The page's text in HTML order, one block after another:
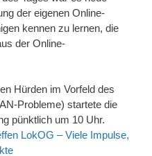
der eigenen Online-
kennen zu lernen, die
der Online-
Hürden im Vorfeld des
Probleme) startete die
pünktlich um 10 Uhr.
LokOG – Viele Impulse,